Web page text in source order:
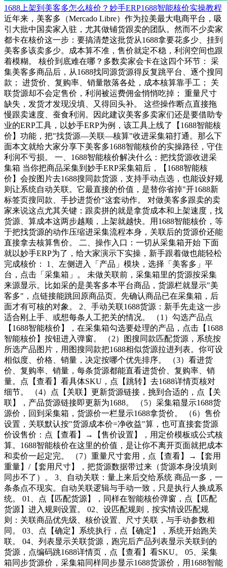
1688上架到美客多怎么核价？妙手ERP1688智能核价实操教程
近年来，美客多（Mercado Libre）作为拉美最大电商平台，吸
引大批中国卖家入驻，尤其做铺货跟卖的团队。然而不少卖家
都卡在核价这一步：要搞清楚这批货从1688拿要花多少、挂到
美客多该卖多少。成本算不准，售价就定不稳，利润空间也跟
着模糊。 核价到底难在哪？多数卖家会卡在这四个环节： 采
集美客多商品后，从1688找同源货源得反复跳平台、逐个搜同
款； 进货价、复购率、销量散落各处，成本核算靠手工； 关
联货源却不会定售价，利润被运费佣金悄悄吃掉； 重量尺寸
缺失，发货才发现没填、又得回头补。 这些操作断点直接拖
慢跟卖速度、蚕食利润。因此建议美客多卖家们还是要借助专
业的ERP工具，以妙手ERP为例，该工具上线了【1688智能核
价】功能，把"找货源—关联—核算"收进采集箱打通。那么下
面本文就给大家分享下美客多1688智能核价的实操路径，守住
利润不亏损。 一、1688智能核价解决什么：把找货源收进采
集箱 当你把商品采集到妙手ERP采集箱后，【1688智能核
价】会按图片去1688搜同款货源，支持手动点选，也能设好规
则让系统自动关联。它最直接的价值，是替你省掉"开1688新
标签页搜同款、手抄进货价"这套动作。 对做美客多跟卖的卖
家来说这点尤其关键：跟卖拼的就是拿货成本和上架速度，找
货源、算成本这两步越顺，上架就越快。用1688智能核价，等
于把找货源的动作压缩进采集流程本身，关联后的货源价还能
直接拿去核算售价。 二、操作入口：一切从采集箱开始 下面
就以妙手ERP为了，给大家演示下实操，新手跟着做也能轻松
完成核价： 1、左侧进入「产品」模块，选择「美客多」平
台，点击「采集箱」。 未做关联前，采集箱里的货源按采集
来源显示。比如采的是美客多本平台商品，货源栏就显示"美
客多"，点链接能跳回原商品页。先确认商品已在采集箱，后
面才有可核的对象。 2、手动关联1688货源：新手先走这一步
适合刚上手、或想每条人工把关的情况。 （1）勾选产品点
【1688智能核价】，在采集箱勾选要处理的产品，点击【1688
智能核价】按钮进入弹窗。 （2）图搜同款匹配货源，系统按
所选产品图片，用图搜同款把1688相似货源拉进列表。你可设
相似度、价格、销量，决定按哪个优先排序。 （3）看进货
价、复购率、销量，每条货源都能直看进货价、复购率、销
量。点【查看】看具体SKU，点【跳转】去1688详情页核对
细节。 （4）点【关联】更新货源链接，挑到合适的，点【关
联】，产品货源链接即更新为1688。 （5）采集箱显示1688货
源价，回到采集箱，货源价一栏显示1688拿货价。 （6）售价
设置，关联默认按"货源成本价=净收益"算，也可直接套货源
价设售价：点【查看】→【售价设置】，用定价模板或公式核
算。1688智能核价在这里的价值，是让你不离开页面就把成本
和卖价一起定完。 （7）重量尺寸套用，点【查看】→【套用
重量】/【套用尺寸】，把货源数据带过来（货源本身没填则
同步不了）。 3、自动关联：量上来后交给系统 商品一多，一
条条点不现实。自动关联逻辑与手动一致，只是执行人换成系
统。 01、点【匹配货源】，同样在智能核价弹窗，点【匹配
货源】进入规则设置。 02、设匹配规则，按实情设匹配规
则：关联商品优先级、核价设置、尺寸关联，与手动参数相
同。 03、点【确定】系统执行，点【确定】，系统开始跑关
联。 04、列表显示关联货源，跑完后产品列表显示关联到的
货源，点编码跳1688详情页，点【查看】看SKU。 05、采集
箱同步货源价，采集箱同样同步显示1688货源价，用1688智能